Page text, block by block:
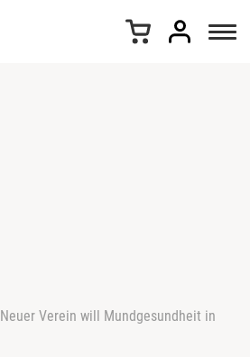
Neuer Verein will Mundgesundheit in